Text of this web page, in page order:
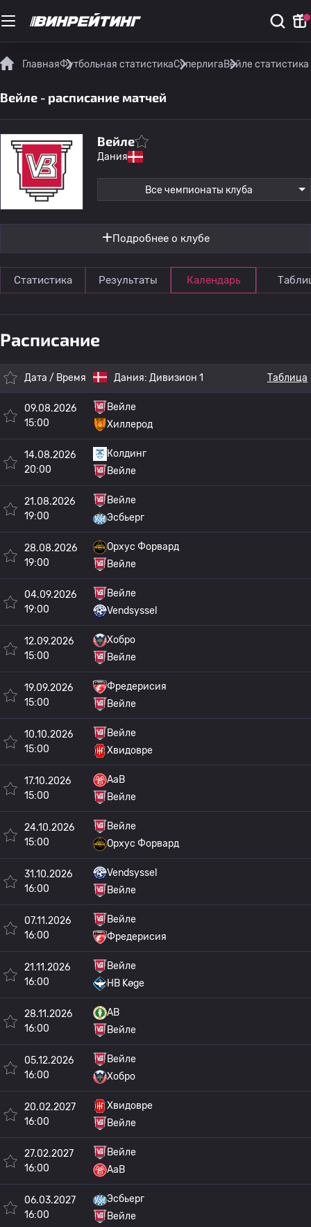
ГлавнаяФутбольная статистикаСуперлигаВейле
Вейле - расписание матчей
Вейле
Дания
Все чемпионаты клуба
Подробнее о клубе
Статистика Результаты Календарь
Расписание
Дата / Время Дания: Дивизион 1 Таблица
09.08.2026
15:00
Вейле
Хиллерод
14.08.2026
20:00
Колдинг
Вейле
21.08.2026
19:00
Вейле
Эсбьерг
28.08.2026
19:00
Орхус Форвард
Вейле
04.09.2026
19:00
Вейле
Vendsyssel
12.09.2026
15:00
Хобро
Вейле
19.09.2026
15:00
Фредерисия
Вейле
10.10.2026
15:00
Вейле
Хвидовре
17.10.2026
15:00
AaB
Вейле
24.10.2026
15:00
Вейле
Орхус Форвард
31.10.2026
16:00
Vendsyssel
Вейле
07.11.2026
16:00
Вейле
Фредерисия
21.11.2026
16:00
Вейле
HB Køge
28.11.2026
16:00
AB
Вейле
05.12.2026
16:00
Вейле
Хобро
20.02.2027
16:00
Хвидовре
Вейле
27.02.2027
16:00
Вейле
AaB
06.03.2027
16:00
Эсбьерг
Вейле